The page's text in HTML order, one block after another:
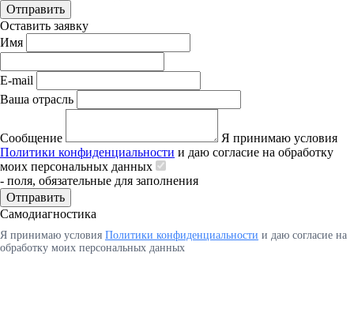
Отправить
Оставить заявку
Имя
E-mail
Ваша отрасль
Сообщение
Я принимаю условия
Политики конфиденциальности и даю согласие на обработку
моих персональных данных
- поля, обязательные для заполнения
Отправить
Самодиагностика
Я принимаю условия Политики конфиденциальности и даю согласие на
обработку моих персональных данных